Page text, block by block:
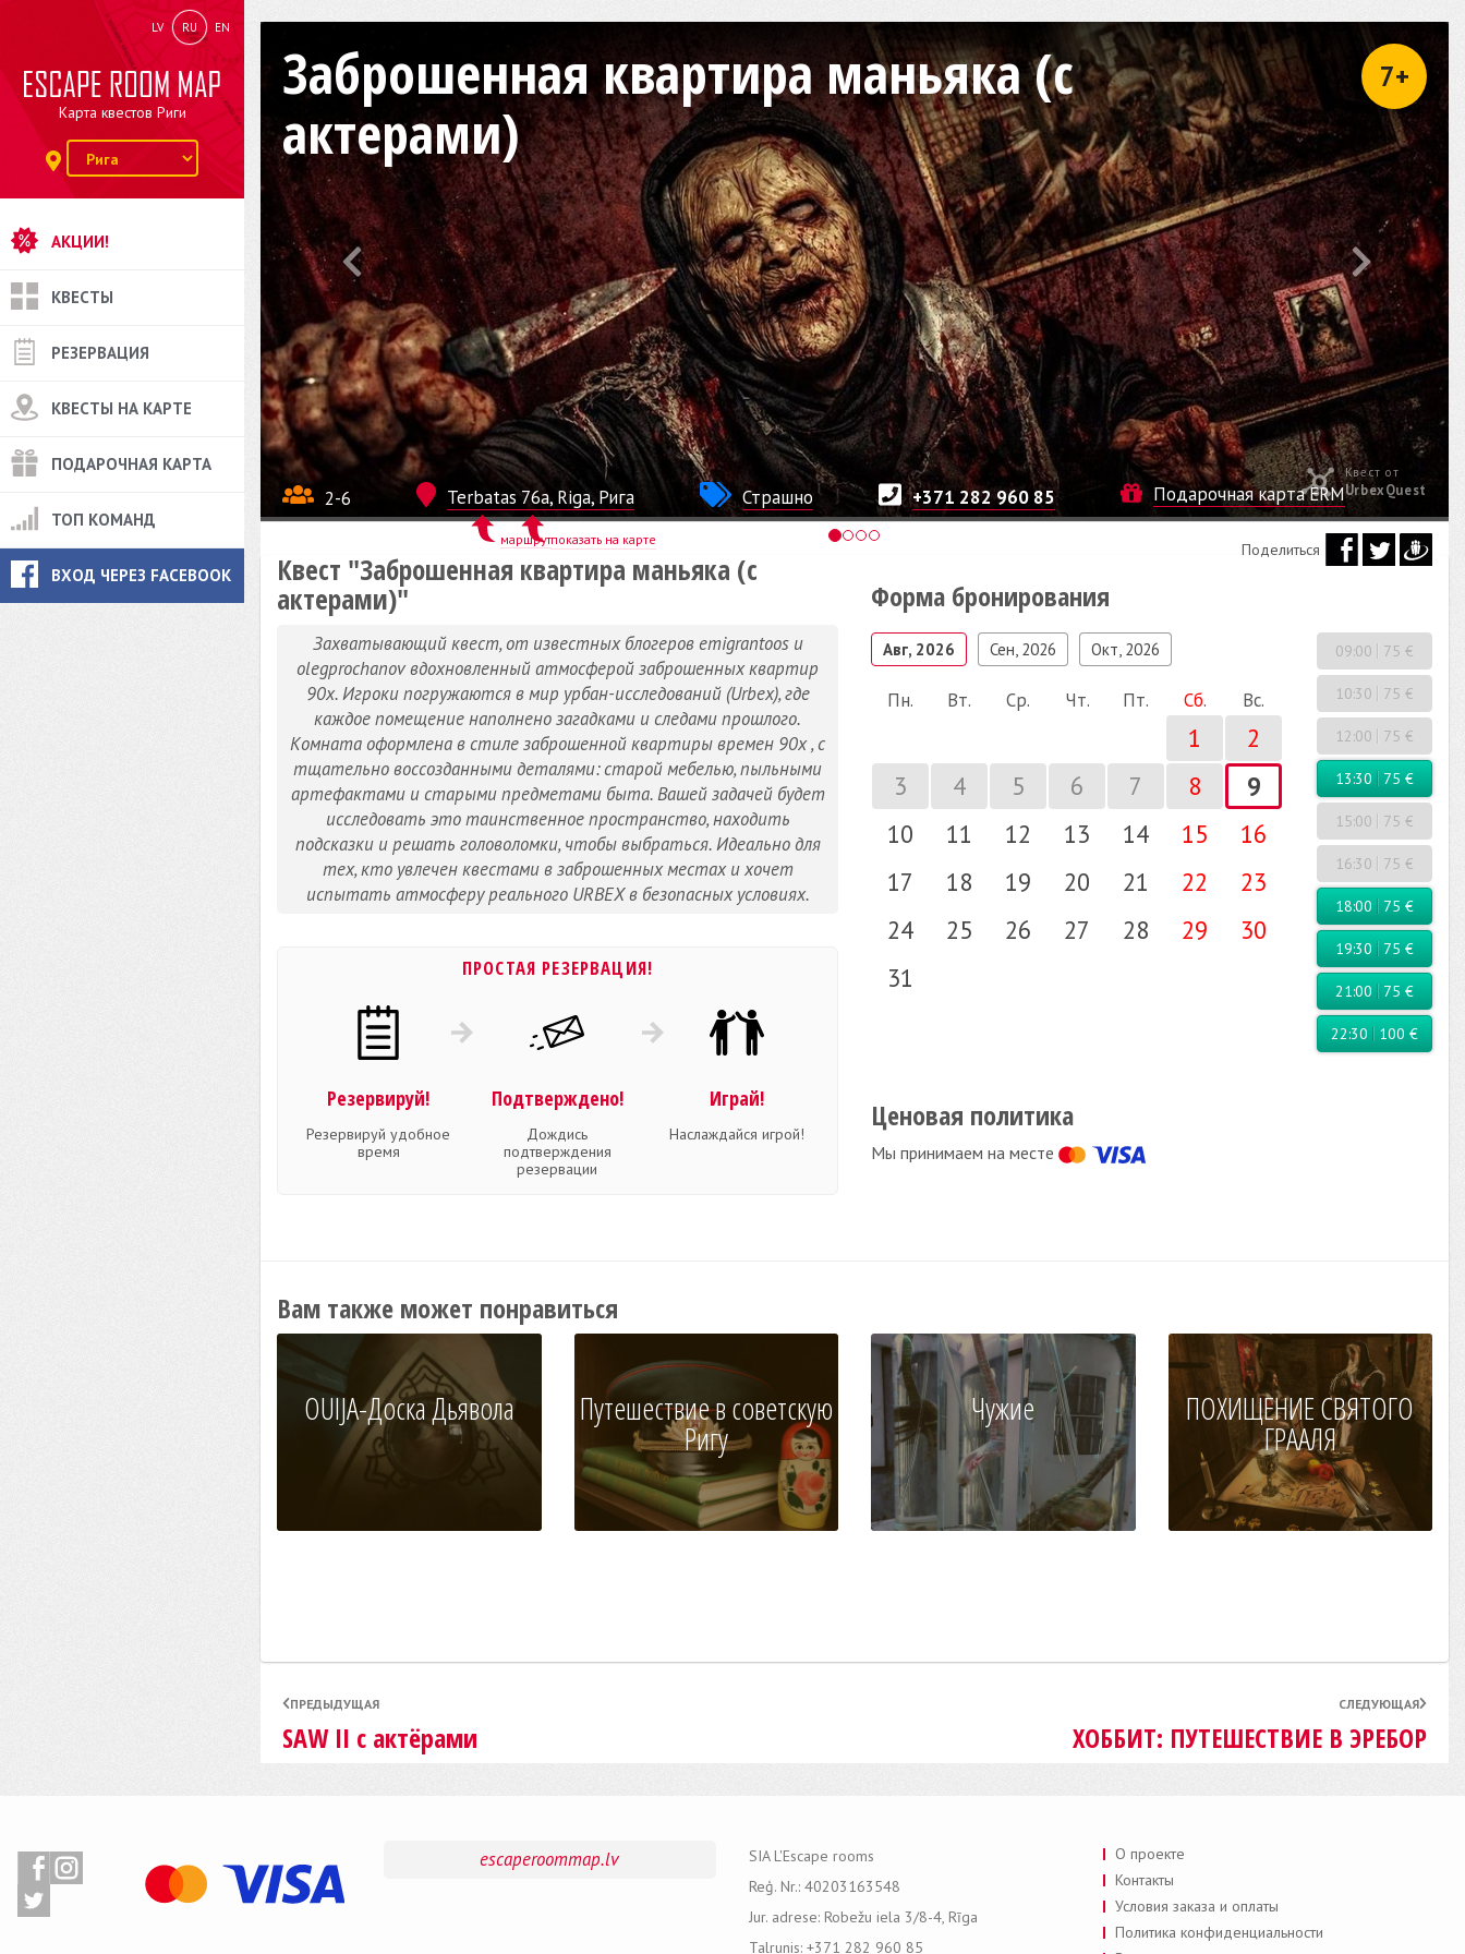
LV RU EN
Карта квестов Риги
АКЦИИ!
КВЕСТЫ
РЕЗЕРВАЦИЯ
КВЕСТЫ НА КАРТЕ
ПОДАРОЧНАЯ КАРТА
ТОП КОМАНД
ВХОД ЧЕРЕЗ FACEBOOK
Заброшенная квартира маньяка (с
актерами)
7+
2-6
маршрутпоказать на карте
Terbatas 76a, Riga, Рига Страшно +371 282 960 85 Подарочная карта ERM
Квест от
UrbexQuest
Квест "Заброшенная квартира маньяка (с
актерами)"
Захватывающий квест, от известных блогеров emigrantoos и
olegprochanov вдохновленный атмосферой заброшенных квартир
90х. Игроки погружаются в мир урбан-исследований (Urbex), где
каждое помещение наполнено загадками и следами прошлого.
Комната оформлена в стиле заброшенной квартиры времен 90х , с
тщательно воссозданными деталями: старой мебелью, пыльными
артефактами и старыми предметами быта. Вашей задачей будет
исследовать это таинственное пространство, находить
подсказки и решать головоломки, чтобы выбраться. Идеально для
тех, кто увлечен квестами в заброшенных местах и хочет
испытать атмосферу реального URBEX в безопасных условиях.
ПРОСТАЯ РЕЗЕРВАЦИЯ!
Резервируй!
Резервируй удобное
время
Подтверждено!
Дождись
подтверждения
резервации
Играй!
Наслаждайся игрой!
Поделиться
Форма бронирования
Авг, 2026 Сен, 2026 Окт, 2026
Пн. Вт. Ср. Чт. Пт. Сб. Вс.
1
2
3
4 5 6 7 8
9
10
11 12 13 14 15
16
17
18 19 20 21 22
23
24
25 26 27 28 29
30
31
09:00 75 €
10:30 75 €
12:00 75 €
13:30 75 €
15:00 75 €
16:30 75 €
18:00 75 €
19:30 75 €
21:00 75 €
22:30 100 €
Ценовая политика
Мы принимаем на месте
Вам также может понравиться
OUIJA-Доска Дьявола Путешествие в советскую
Ригу
Чужие ПОХИЩЕНИЕ СВЯТОГО
ГРААЛЯ
ПРЕДЫДУЩАЯ
SAW II с актёрами
СЛЕДУЮЩАЯ
ХОББИТ: ПУТЕШЕСТВИЕ В ЭРЕБОР
escaperoommap.lv
SIA L'Escape rooms
Reģ. Nr.: 40203163548
Jur. adrese: Robežu iela 3/8-4, Rīga
Talrunis: +371 282 960 85
О проекте
Контакты
Условия заказа и оплаты
Политика конфиденциальности